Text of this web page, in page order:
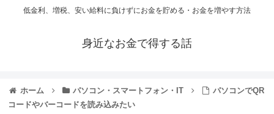
低金利、増税、安い給料に負けずにお金を貯める・お金を増やす方法
身近なお金で得する話
ホーム パソコン・スマートフォン・IT
パソコンでQR
コードやバーコードを読み込みたい